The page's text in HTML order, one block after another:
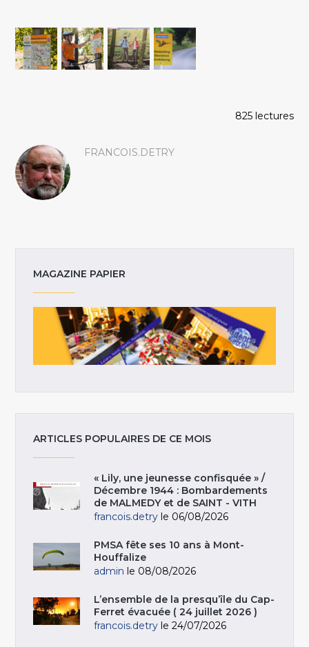
825 lectures
FRANCOIS.DETRY
MAGAZINE PAPIER
ARTICLES POPULAIRES DE CE MOIS
« Lily, une jeunesse confisquée » /
Décembre 1944 : Bombardements
de MALMEDY et de SAINT - VITH
francois.detry le 06/08/2026
PMSA fête ses 10 ans à Mont-
Houffalize
admin le 08/08/2026
L’ensemble de la presqu’île du Cap-
Ferret évacuée ( 24 juillet 2026 )
francois.detry le 24/07/2026